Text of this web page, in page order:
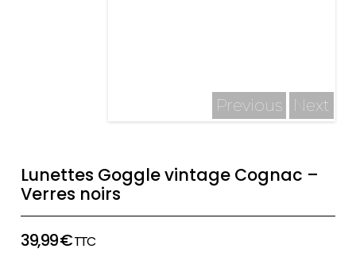
Previous Next
Lunettes Goggle vintage Cognac –
Verres noirs
39,99€TTC